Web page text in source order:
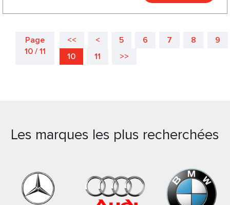
Page
10 / 11
<< < 5 6 7 8
9
10
11 >>
Les marques les plus recherchées